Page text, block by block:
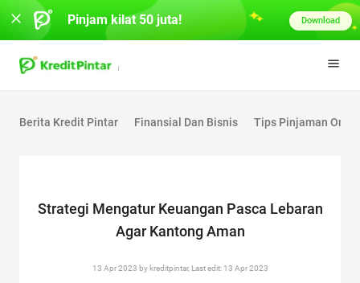
Berita Kredit Pintar Finansial Dan Bisnis Tips Pinjaman
Strategi Mengatur Keuangan Pasca Lebaran
Agar Kantong Aman
13 Apr 2023 by kreditpintar, Last edit: 13 Apr 2023
Pinjam kilat 50 juta! Download